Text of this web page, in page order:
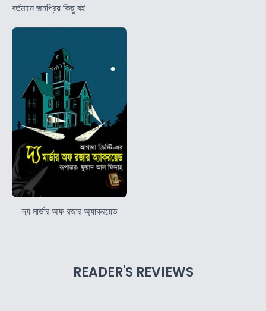
বর্তমানে জনপ্রিয় কিছু বই
দ্য মার্ডার অফ রজার অ্যাকরয়েড
READER'S REVIEWS